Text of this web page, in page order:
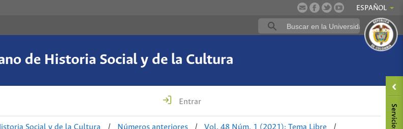
ESPAÑOL
de Historia Social y de la Cultura
Entrar
Social y de la Cultura / Números anteriores / Vol. 48 Núm. 1 (2021): Tema Libre
/